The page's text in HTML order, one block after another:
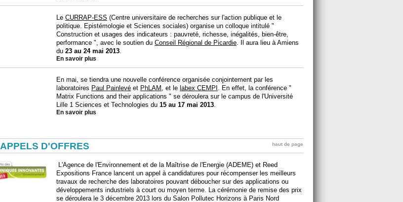
Le CURRAP-ESS (Centre universitaire de recherches sur l'action publique et le
politique. Epistémologie et Sciences sociales) organise un colloque intitulé "
Construction et usages des indicateurs : pauvreté, richesse, inégalités, bien-être,
performance ", avec le soutien du Conseil Régional de Picardie . Il aura lieu à Amiens
du 23 au 24 mai 2013
En savoir plus
En mai, se tiendra une nouvelle conférence organisée conjointement par les
laboratoires Paul Painlevé et PhLAM , et le labex CEMPI
. En effet, la conférence "
Matrix Functions and their applications " se déroulera sur le campus de l'Université
Lille 1 Sciences et Technologies du 15 au 17 mai 2013
En savoir plus
APPELS D'OFFRES haut de page
L'Agence de l'Environnement et de la Maîtrise de l'Energie (ADEME) et Reed
Expositions France lancent un appel à candidatures pour récompenser les meilleurs
travaux de recherche des laboratoires pouvant déboucher sur des applications ou
développements industriels à court ou moyen terme. La cérémonie de remise des prix
se déroulera le 3 décembre 2013 lors du Salon Pollutec Horizons à Paris Nord